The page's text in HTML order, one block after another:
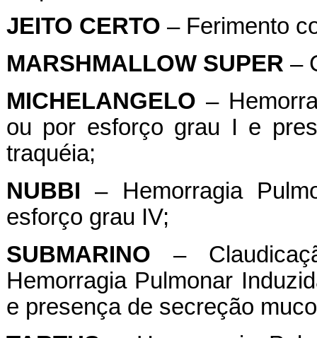
JEITO CERTO – Ferimento
MARSHMALLOW SUPER –
MICHELANGELO –
ou por esforço grau I e
traquéia;
NUBBI – Hemorragia
esforço grau IV;
SUBMARINO –
Hemorragia Pulmonar
e presença de secreção